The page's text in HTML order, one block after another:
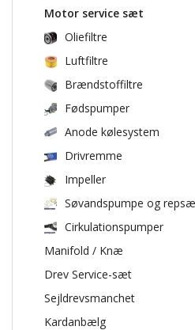
Motor service sæt
Oliefiltre
Luftfiltre
Brændstoffiltre
Fødspumper
Anode kølesystem
Drivremme
Impeller
Søvandspumpe og
Cirkulationspumper
Manifold / Knæ
Drev Service-sæt
Sejldrevsmanchet
Kardanbælg